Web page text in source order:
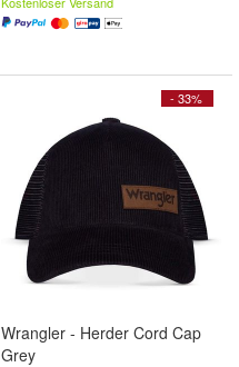
- 33%
Wrangler - Herder Cord Cap
Grey